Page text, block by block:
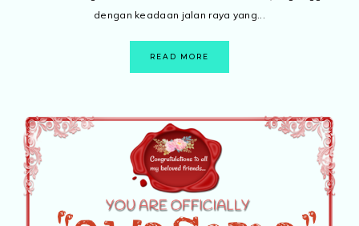
dengan keadaan jalan raya yang...
READ MORE